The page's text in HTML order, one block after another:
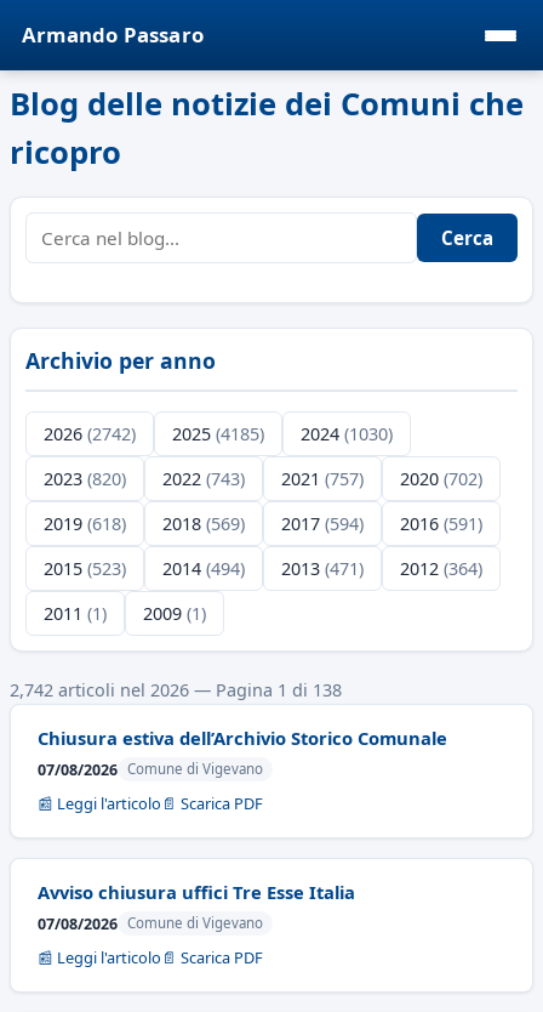
Armando Passaro
Blog delle notizie dei Comuni che
ricopro
Cerca
Archivio per anno
2026 (2742) 2025 (4185) 2024 (1030)
2023 (820) 2022 (743) 2021 (757) 2020 (702)
2019 (618) 2018 (569) 2017 (594) 2016 (591)
2015 (523) 2014 (494) 2013 (471) 2012 (364)
2011 (1) 2009 (1)
2,742 articoli nel 2026 — Pagina 1 di 138
Chiusura estiva dell’Archivio Storico Comunale
07/08/2026 Comune di Vigevano
📰 Leggi l'articolo 📄 Scarica PDF
Avviso chiusura uffici Tre Esse Italia
07/08/2026 Comune di Vigevano
📰 Leggi l'articolo 📄 Scarica PDF